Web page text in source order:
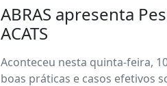
ABRAS apresenta
ACATS
Aconteceu nesta quinta-feira,
boas práticas e casos efetivos